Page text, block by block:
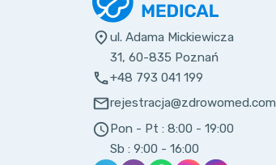
ul. Adama Mickiewicza
31, 60-835 Poznań
+48 793 041 199
rejestracja@zdrowomed.com
Pon - Pt : 8:00 - 19:00
Sb :9:00 - 16:00